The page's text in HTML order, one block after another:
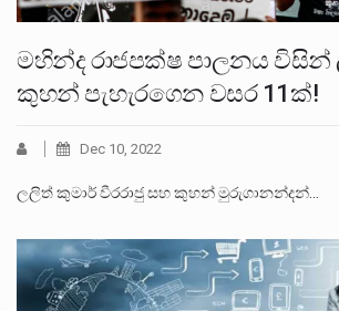
මහින්ද රාජපක්ෂ පාලනය
කුහන් පැහැරගෙන වසර 11ක්!
Dec 10, 2022
ලලිත් කුමාර් වීරරාජු සහ කුහන් මුරුගානන්දන්…